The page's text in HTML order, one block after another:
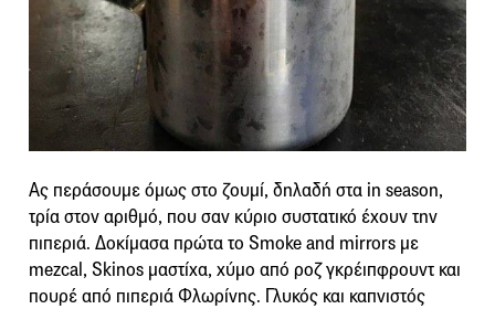
Ας περάσουμε όμως στο ζουμί, δηλαδή στα in season,
τρία στον αριθμό, που σαν κύριο συστατικό έχουν την
πιπεριά. Δοκίμασα πρώτα το Smoke and mirrors με
mezcal, Skinos μαστίχα, χύμο από ροζ γκρέιπφρουντ και
πουρέ από πιπεριά Φλωρίνης. Γλυκός και καπνιστός